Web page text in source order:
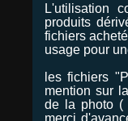
L'utilisation
produits
fichiers
usage pour
les fichiers
mention sur
de la photo (
merci